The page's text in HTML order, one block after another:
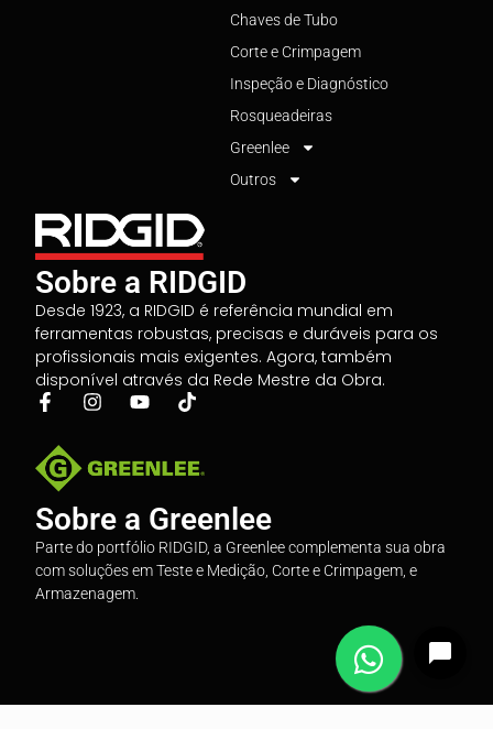
Sobre a RIDGID
Desde 1923, a RIDGID é referência mundial em
ferramentas robustas, precisas e duráveis para os
profissionais mais exigentes. Agora, também
disponível através da Rede Mestre da Obra.
Sobre a Greenlee
Parte do portfólio RIDGID, a Greenlee complementa sua obra
com soluções em Teste e Medição, Corte e Crimpagem, e
Armazenagem.
Chaves de Tubo
Corte e Crimpagem
Inspeção e Diagnóstico
Rosqueadeiras
Greenlee
Outros